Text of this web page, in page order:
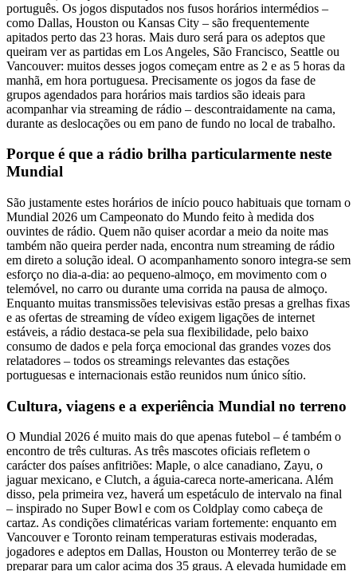
português. Os jogos disputados nos fusos horários intermédios –
como Dallas, Houston ou Kansas City – são frequentemente
apitados perto das 23 horas. Mais duro será para os adeptos que
queiram ver as partidas em Los Angeles, São Francisco, Seattle ou
Vancouver: muitos desses jogos começam entre as 2 e as 5 horas da
manhã, em hora portuguesa. Precisamente os jogos da fase de
grupos agendados para horários mais tardios são ideais para
acompanhar via streaming de rádio – descontraidamente na cama,
durante as deslocações ou em pano de fundo no local de trabalho.
Porque é que a rádio brilha particularmente neste
Mundial
São justamente estes horários de início pouco habituais que tornam o
Mundial 2026 um Campeonato do Mundo feito à medida dos
ouvintes de rádio. Quem não quiser acordar a meio da noite mas
também não queira perder nada, encontra num streaming de rádio
em direto a solução ideal. O acompanhamento sonoro integra-se sem
esforço no dia-a-dia: ao pequeno-almoço, em movimento com o
telemóvel, no carro ou durante uma corrida na pausa de almoço.
Enquanto muitas transmissões televisivas estão presas a grelhas fixas
e as ofertas de streaming de vídeo exigem ligações de internet
estáveis, a rádio destaca-se pela sua flexibilidade, pelo baixo
consumo de dados e pela força emocional das grandes vozes dos
relatadores – todos os streamings relevantes das estações
portuguesas e internacionais estão reunidos num único sítio.
Cultura, viagens e a experiência Mundial no terreno
O Mundial 2026 é muito mais do que apenas futebol – é também o
encontro de três culturas. As três mascotes oficiais refletem o
carácter dos países anfitriões: Maple, o alce canadiano, Zayu, o
jaguar mexicano, e Clutch, a águia-careca norte-americana. Além
disso, pela primeira vez, haverá um espetáculo de intervalo na final
– inspirado no Super Bowl e com os Coldplay como cabeça de
cartaz. As condições climatéricas variam fortemente: enquanto em
Vancouver e Toronto reinam temperaturas estivais moderadas,
jogadores e adeptos em Dallas, Houston ou Monterrey terão de se
preparar para um calor acima dos 35 graus. A elevada humidade em